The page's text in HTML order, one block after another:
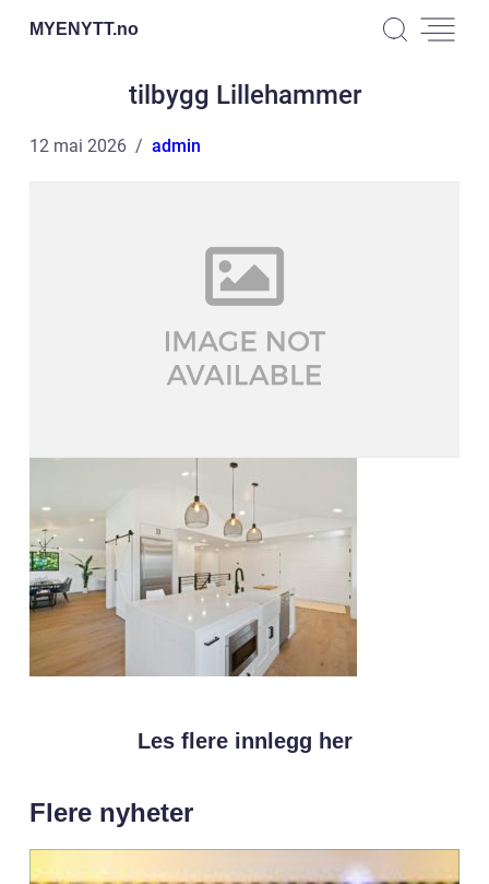
MYENYTT.no
tilbygg Lillehammer
12 mai 2026 admin
Les flere innlegg her
Flere nyheter